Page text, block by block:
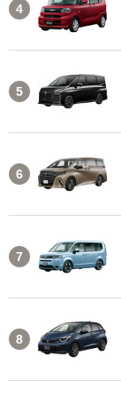
4
5
6
7
8